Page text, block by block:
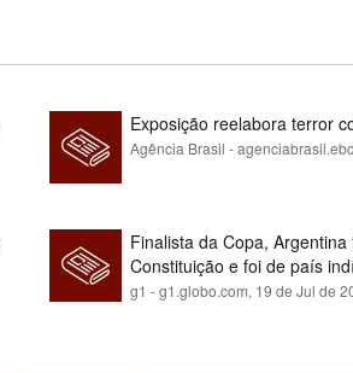
Exposição reelabora terror
Agência Brasil -
Finalista da Copa,
Constituição e foi de país
g1 - g1.globo.com, 19 de Jul de